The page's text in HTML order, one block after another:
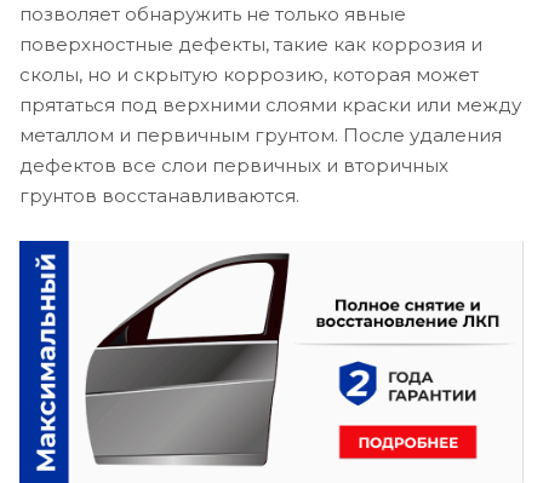
позволяет обнаружить не только явные
поверхностные дефекты, такие как коррозия и
сколы, но и скрытую коррозию, которая может
прятаться под верхними слоями краски или между
металлом и первичным грунтом. После удаления
дефектов все слои первичных и вторичных
грунтов восстанавливаются.